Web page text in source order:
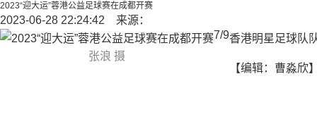
2023“迎大运”蓉港公益足球赛在成都开赛
2023-06-28 22:24:42 来源：
张浪 摄
7/9香港明星足球队
【编辑：曹淼欣